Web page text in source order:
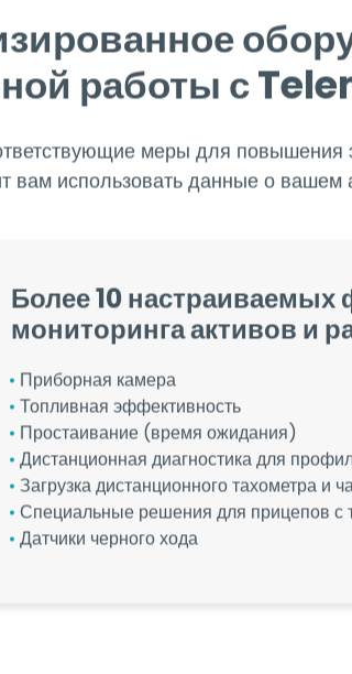
работы с
меры для повышения
Приборная камера
Топливная эффективность
Простаивание (время ожидания)
Дистанционная диагностика для
Загрузка дистанционного тахометра и
Специальные решения для прицепов
Датчики черного хода